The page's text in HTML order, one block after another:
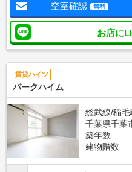
空室確認 無料
お店に
賃貸ハイツ
パークハイム
総武線/稲
千葉県千葉
築年数
建物階数